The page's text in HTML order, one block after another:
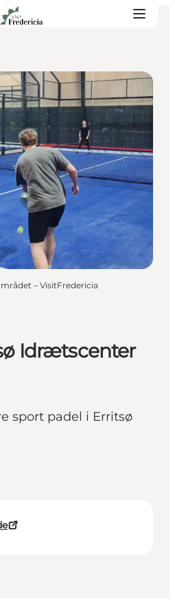
Idrætscenter
sport padel i Erritsø
– VisitFredericia